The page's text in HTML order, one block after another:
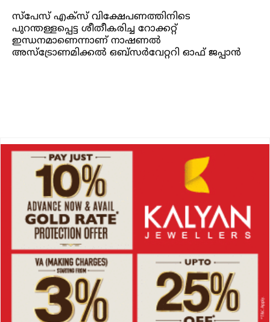
സ്പേസ് എക്സ് വിക്ഷേപണത്തിനിടെ
പുറന്തള്ളപ്പെട്ട ശീതീകരിച്ച റോക്കറ്റ്
ഇന്ധനമാണെന്നാണ് നാഷണല്‍
അസ്ട്രോണമിക്കല്‍ ഒബ്സര്‍വേറ്ററി ഓഫ് ജപ്പാൻ